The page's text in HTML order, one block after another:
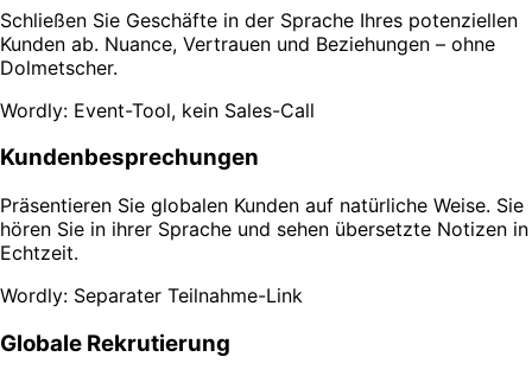
Schließen Sie Geschäfte in der Sprache Ihres potenziellen
Kunden ab. Nuance, Vertrauen und Beziehungen – ohne
Dolmetscher.
Wordly: Event-Tool, kein Sales-Call
Kundenbesprechungen
Präsentieren Sie globalen Kunden auf natürliche Weise. Sie
hören Sie in ihrer Sprache und sehen übersetzte Notizen in
Echtzeit.
Wordly: Separater Teilnahme-Link
Globale Rekrutierung